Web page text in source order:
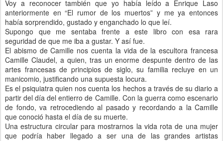
Voy a reconocer también que yo había leído a Enrique Laso
anteriormente en “El rumor de los muertos” y me ya entonces
había sorprendido, gustado y enganchado lo que leí.
Supongo que me sentaba frente a este libro con esa rara
seguridad de que me iba a gustar. Y así fue.
El abismo de Camille nos cuenta la vida de la escultora francesa
Camille Claudel, a quien, tras un enorme despunte dentro de las
artes francesas de principios de siglo, su familia recluye en un
manicomio, justificando una supuesta locura.
Es el psiquiatra quien nos cuenta los hechos a través de su diario a
partir del día del entierro de Camille. Con la guerra como escenario
de fondo, va retrocediendo al pasado y recordando a la Camille
que conoció hasta el día de su muerte.
Una estructura circular para mostrarnos la vida rota de una mujer
que podría haber llegado a ser una de las grandes artistas